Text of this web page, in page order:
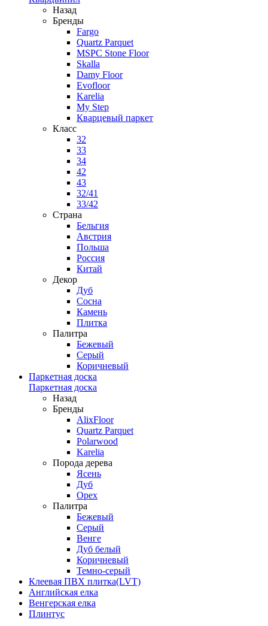
Назад
Бренды
Fargo
Quartz Parquet
MSPC Stone Floor
Skalla
Damy Floor
Evofloor
Karelia
My Step
Кварцевый паркет
Класс
32
33
34
42
43
32/41
33/42
Страна
Бельгия
Австрия
Польша
Россия
Китай
Декор
Дуб
Сосна
Камень
Плитка
Палитра
Бежевый
Серый
Коричневый
Паркетная доска
Паркетная доска
Назад
Бренды
AlixFloor
Quartz Parquet
Polarwood
Karelia
Порода дерева
Ясень
Дуб
Орех
Палитра
Бежевый
Серый
Венге
Дуб белый
Коричневый
Темно-серый
Клеевая ПВХ плитка(LVT)
Английская елка
Венгерская елка
Плинтус